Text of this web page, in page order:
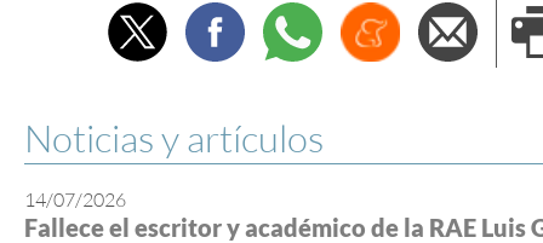
TwitterFacebookWhatsappMenéame
Noticias y artículos
14/07/2026
Fallece el escritor y académico de la RAE Luis